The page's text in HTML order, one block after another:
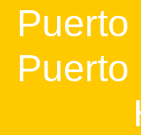
Puerto
Puerto